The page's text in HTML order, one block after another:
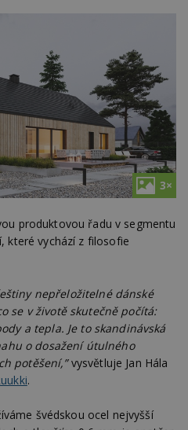
3×
produktovou řadu v segmentu
které vychází z filosofie
nepřeložitelné dánské
se v životě skutečně počítá:
a tepla. Je to skandinávská
o dosažení útulného
potěšení,”vysvětluje Jan Hála
.
švédskou ocel nejvyšší